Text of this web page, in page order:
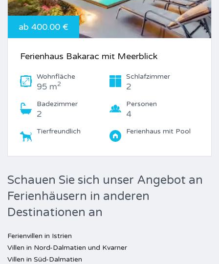
ab 400.00 €
Ferienhaus Bakarac mit Meerblick
Wohnfläche
95 m2
Schlafzimmer
2
Badezimmer
2
Personen
4
Tierfreundlich Ferienhaus mit Pool
Schauen Sie sich unser Angebot an
Ferienhäusern in anderen
Destinationen an
Ferienvillen in Istrien
Villen in Nord-Dalmatien und Kvarner
Villen in Süd-Dalmatien